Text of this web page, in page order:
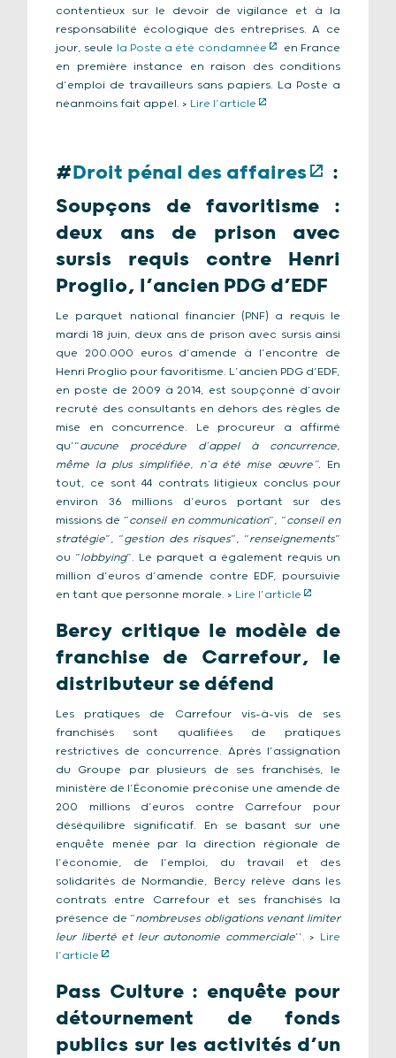
contentieux sur le devoir de vigilance et à la
responsabilité écologique des entreprises.A ce
jour, seule la Poste a été condamnée
en France
en première instance en raison des conditions
d’emploi de travailleurs sans papiers. La Poste a
néanmoins fait appel. > Lire l’article
#Droit pénal des affaires
:
Soupçons de favoritisme :
deux ans de prison avec
sursis requis contre Henri
Proglio, l’ancien PDG d’EDF
Le parquet national financier (PNF) a requis le
mardi 18 juin, deux ans de prison avec sursis ainsi
que 200.000 euros d’amende à l’encontre de
Henri Proglio pour favoritisme. L’ancien PDG d’EDF,
en poste de 2009 à 2014, est soupçonné d’avoir
recruté des consultants en dehors des règles de
mise en concurrence. Le procureur a affirmé
qu’“aucune procédure d’appel à concurrence,
même la plus simplifiée, n’a été mise œuvre”. En
tout, ce sont 44 contrats litigieux conclus pour
environ 36 millions d’euros portant sur des
missions de “conseil en communication”, “conseil en
stratégie”, “gestion des risques”, “renseignements”
ou “lobbying”. Le parquet a également requis un
million d’euros d’amende contre EDF, poursuivie
en tant que personne morale. > Lire l’article
Bercy critique le modèle de
franchise de Carrefour, le
distributeur se défend
Les pratiques de Carrefour vis-à-vis de ses
franchisés sont qualifiées de pratiques
restrictives de concurrence. Après l’assignation
du Groupe par plusieurs de ses franchisés, le
ministère de l’Économie préconise une amende de
200 millions d’euros contre Carrefour pour
déséquilibre significatif. En se basant sur une
enquête menée par la direction régionale de
l’économie, de l’emploi, du travail et des
solidarités de Normandie, Bercy relève dans les
contrats entre Carrefour et ses franchisés la
présence de “nombreuses obligations venant limiter
leur liberté et leur autonomie commerciale’’. > Lire
l’article
Pass Culture : enquête pour
détournement de fonds
publics sur les activités d’un